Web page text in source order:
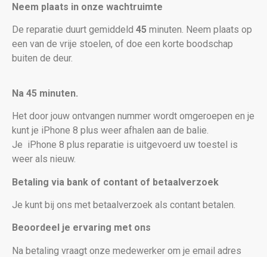
Neem plaats in onze wachtruimte
De reparatie duurt gemiddeld 45 minuten. Neem plaats op
een van de vrije stoelen, of doe een korte boodschap
buiten de deur.
Na 45 minuten.
Het door jouw ontvangen nummer wordt omgeroepen en je
kunt je iPhone 8 plus weer afhalen aan de balie.
Je iPhone 8 plus reparatie is uitgevoerd uw toestel is
weer als nieuw.
Betaling via bank of contant of betaalverzoek
Je kunt bij ons met betaalverzoek als contant betalen.
Beoordeel je ervaring met ons
Na betaling vraagt onze medewerker om je email adres